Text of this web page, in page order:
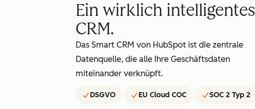
Ein wirklich intelligentes
CRM.
Das Smart CRM von HubSpot ist die zentrale
Datenquelle, die alle Ihre Geschäftsdaten
miteinander verknüpft.
DSGVO EU Cloud COC SOC 2 Typ 2